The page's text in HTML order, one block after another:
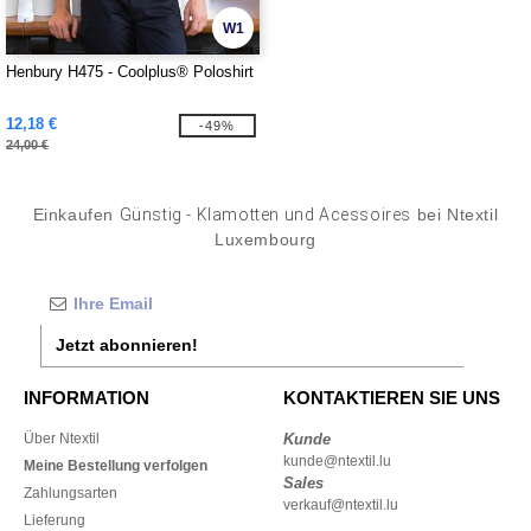
W1
Henbury H475 - Coolplus® Poloshirt
12,18 €
24,00 €
-49%
Einkaufen Günstig - Klamotten und Acessoires bei Ntextil
Luxembourg
Jetzt abonnieren!
INFORMATION
Über Ntextil
Meine Bestellung verfolgen
Zahlungsarten
Lieferung
KONTAKTIEREN SIE UNS
Kunde
kunde@ntextil.lu
Sales
verkauf@ntextil.lu